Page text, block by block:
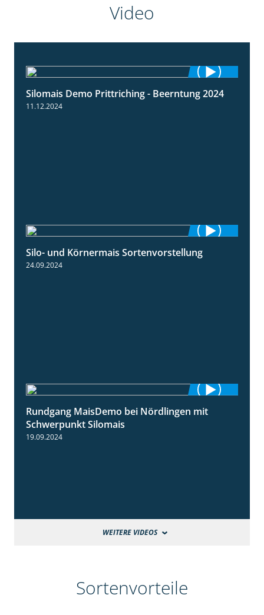
Video
12:28
Silomais Demo Prittriching - Beerntung 2024
11.12.2024
4:26
Silo- und Körnermais Sortenvorstellung
24.09.2024
10:51
Rundgang MaisDemo bei Nördlingen mit
Schwerpunkt Silomais
19.09.2024
WEITERE VIDEOS
Sortenvorteile